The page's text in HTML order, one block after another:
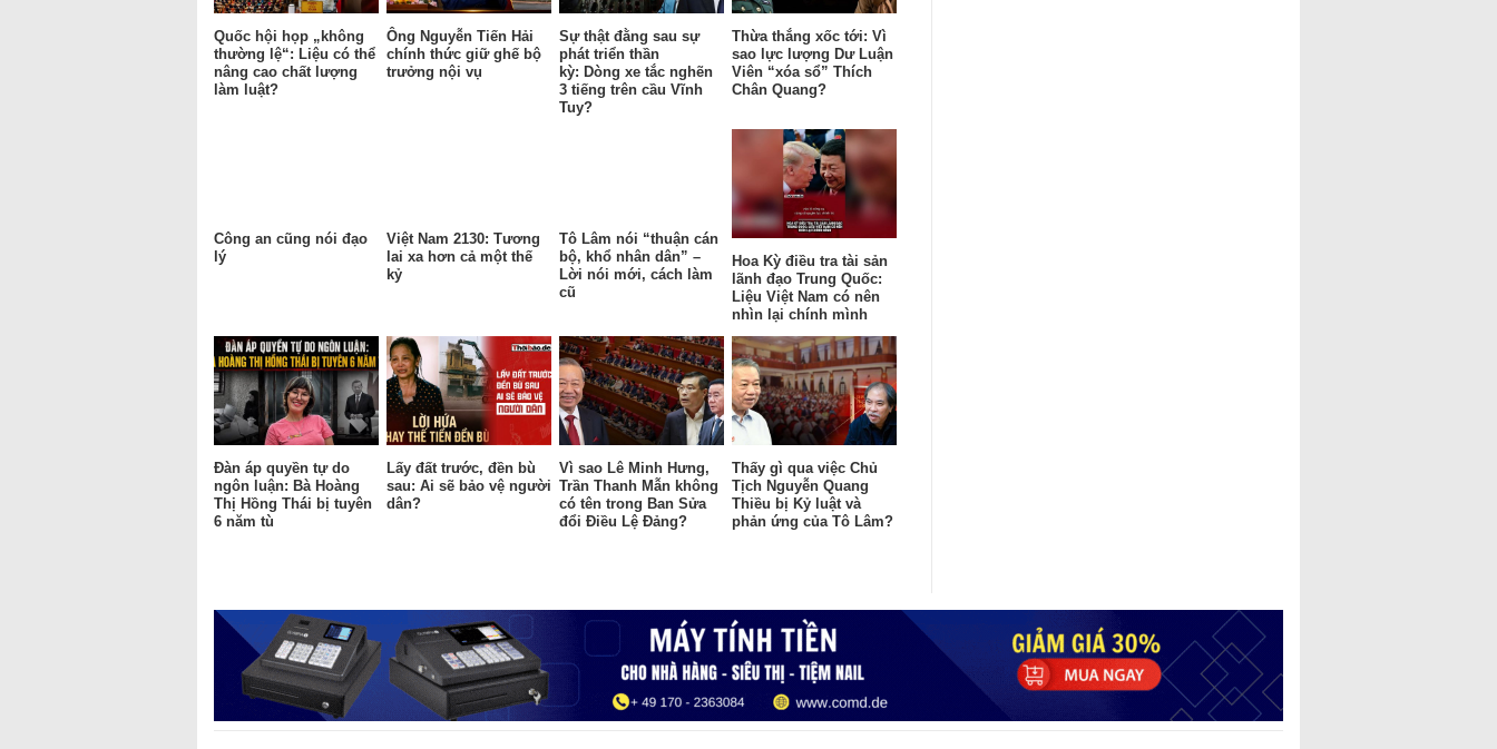
Quốc hội họp „không
thường lệ“: Liệu có thể
nâng cao chất lượng
làm luật?
Ông Nguyễn Tiến Hải
chính thức giữ ghế bộ
trưởng nội vụ
Sự thật đằng sau sự
phát triển thần
kỳ: Dòng xe tắc nghẽn
3 tiếng trên cầu Vĩnh
Tuy?
Thừa thắng xốc tới: Vì
sao lực lượng Dư Luận
Viên “xóa sổ” Thích
Chân Quang?
Công an cũng nói đạo
lý
Việt Nam 2130: Tương
lai xa hơn cả một thế
kỷ
Tô Lâm nói “thuận cán
bộ, khổ nhân dân” –
Lời nói mới, cách làm
cũ
Hoa Kỳ điều tra tài sản
lãnh đạo Trung Quốc:
Liệu Việt Nam có nên
nhìn lại chính mình
Đàn áp quyền tự do
ngôn luận: Bà Hoàng
Thị Hồng Thái bị tuyên
6 năm tù
Lấy đất trước, đền bù
sau: Ai sẽ bảo vệ người
dân?
Vì sao Lê Minh Hưng,
Trần Thanh Mẫn không
có tên trong Ban Sửa
đổi Điều Lệ Đảng?
Thấy gì qua việc Chủ
Tịch Nguyễn Quang
Thiều bị Kỷ luật và
phản ứng của Tô Lâm?